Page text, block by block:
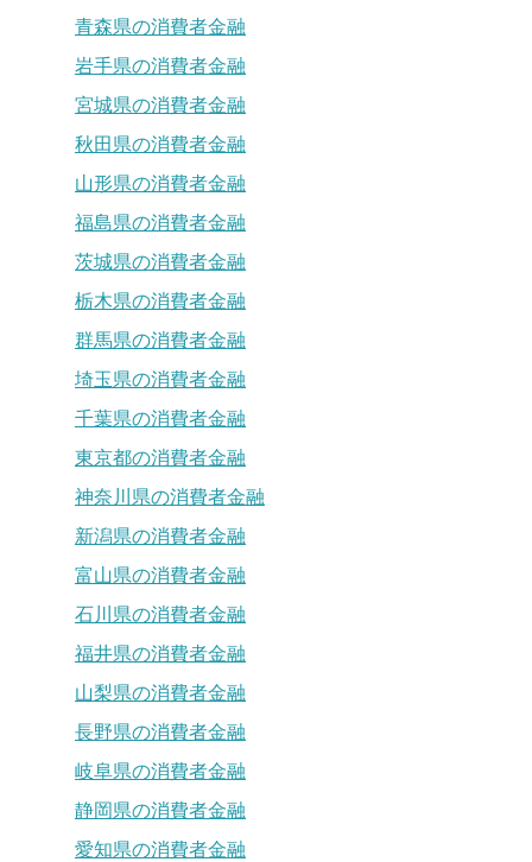
青森県の消費者金融
岩手県の消費者金融
宮城県の消費者金融
秋田県の消費者金融
山形県の消費者金融
福島県の消費者金融
茨城県の消費者金融
栃木県の消費者金融
群馬県の消費者金融
埼玉県の消費者金融
千葉県の消費者金融
東京都の消費者金融
神奈川県の消費者金融
新潟県の消費者金融
富山県の消費者金融
石川県の消費者金融
福井県の消費者金融
山梨県の消費者金融
長野県の消費者金融
岐阜県の消費者金融
静岡県の消費者金融
愛知県の消費者金融